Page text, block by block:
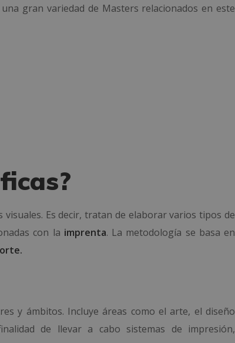
una gran variedad de Masters relacionados en este
visuales. Es decir, tratan de elaborar varios tipos de
con la imprenta. La metodología se basa en
y ámbitos. Incluye áreas como el arte, el diseño
de llevar a cabo sistemas de impresión,